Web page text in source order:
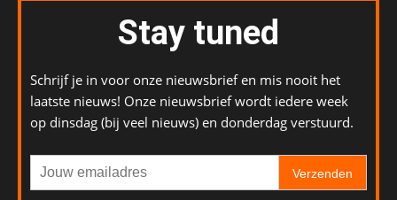
Stay tuned
Schrijf je in voor onze nieuwsbrief en mis nooit het
laatste nieuws! Onze nieuwsbrief wordt iedere week
op dinsdag (bij veel nieuws) en donderdag verstuurd.
Verzenden